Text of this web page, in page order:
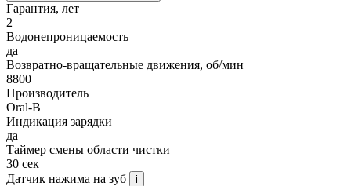
Гарантия, лет
2
Водонепроницаемость
да
Возвратно-вращательные движения, об/мин
8800
Производитель
Oral-B
Индикация зарядки
да
Таймер смены области чистки
30 сек
Датчик нажима на зуб
i